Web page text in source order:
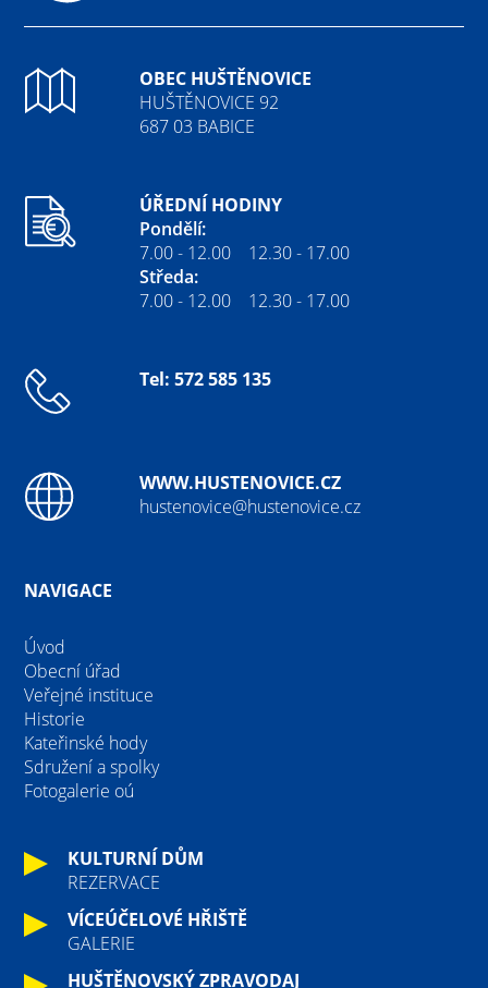
OBEC HUŠTĚNOVICE
HUŠTĚNOVICE 92
687 03 BABICE
ÚŘEDNÍ HODINY
Pondělí:
7.00 - 12.00 12.30 - 17.00
Středa:
7.00 - 12.00 12.30 - 17.00
Tel: 572 585 135
WWW.HUSTENOVICE.CZ
hustenovice@hustenovice.cz
NAVIGACE
Úvod
Obecní úřad
Veřejné instituce
Historie
Kateřinské hody
Sdružení a spolky
Fotogalerie oú
KULTURNÍ DŮM
REZERVACE
VÍCEÚČELOVÉ HŘIŠTĚ
GALERIE
HUŠTĚNOVSKÝ ZPRAVODAJ